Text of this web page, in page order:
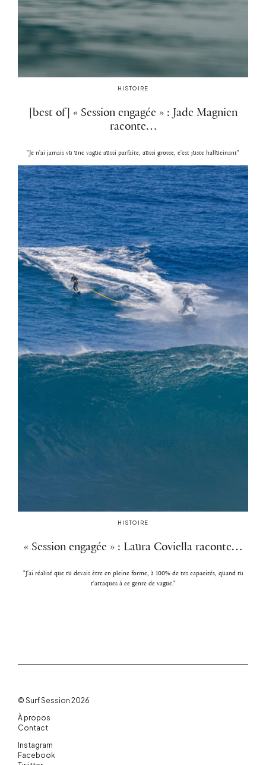
HISTOIRE
[best of] « Session engagée » : Jade Magnien
raconte…
"Je n'ai jamais vu une vague aussi parfaite, aussi grosse, c'est juste hallucinant"
HISTOIRE
« Session engagée » : Laura Coviella raconte…
"J'ai réalisé que tu devais être en pleine forme, à 100% de tes capacités, quand tu
t'attaques à ce genre de vague."
© Surf Session 2026
À propos
Contact
Instagram
Facebook